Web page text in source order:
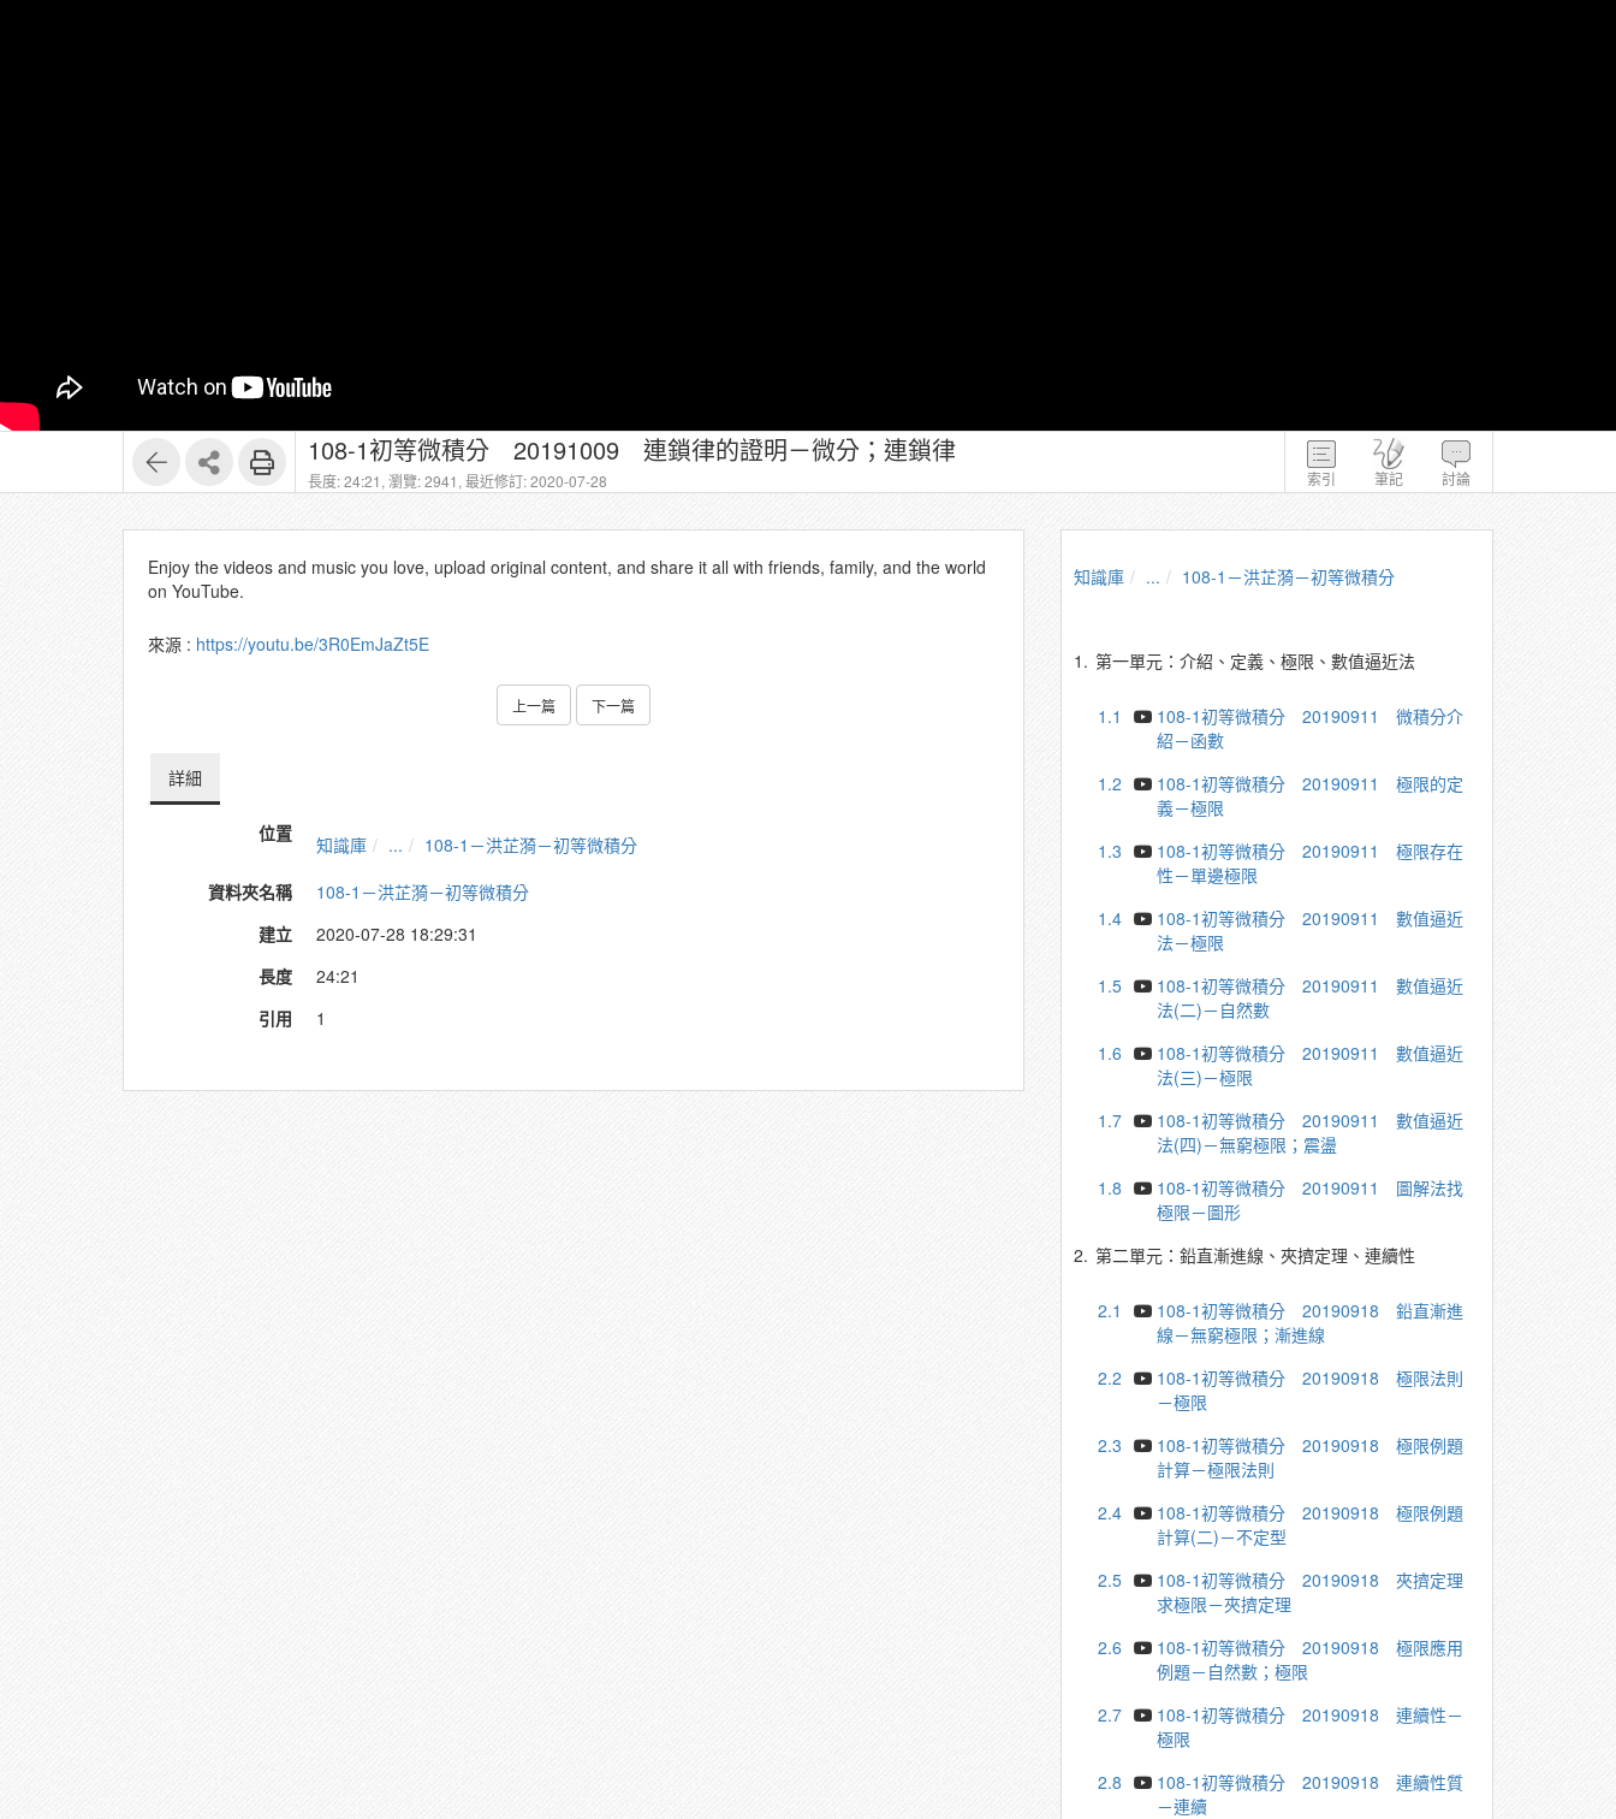
索引 筆記 討論
108-1初等微積分 20191009 連鎖律的證明－微分；連鎖律
長度: 24:21, 瀏覽: 2941, 最近修訂: 2020-07-28
Enjoy the videos and music you love, upload original content, and share it all with friends, family, and the world
on YouTube.
來源 : https://youtu.be/3R0EmJaZt5E
上一篇 下一篇
詳細
位置 知識庫 ...
108-1－洪芷漪－初等微積分
資料夾名稱
108-1－洪芷漪－初等微積分
建立
2020-07-28 18:29:31
長度
24:21
引用
1
知識庫 ... 108-1－洪芷漪－初等微積分
1. 第一單元：介紹、定義、極限、數值逼近法
1.1
108-1初等微積分 20190911 微積分介
紹－函數
1.2
108-1初等微積分 20190911 極限的定
義－極限
1.3
108-1初等微積分 20190911 極限存在
性－單邊極限
1.4
108-1初等微積分 20190911 數值逼近
法－極限
1.5
108-1初等微積分 20190911 數值逼近
法(二)－自然數
1.6
108-1初等微積分 20190911 數值逼近
法(三)－極限
1.7
108-1初等微積分 20190911 數值逼近
法(四)－無窮極限；震盪
1.8
108-1初等微積分 20190911 圖解法找
極限－圖形
2. 第二單元：鉛直漸進線、夾擠定理、連續性
2.1
108-1初等微積分 20190918 鉛直漸進
線－無窮極限；漸進線
2.2
108-1初等微積分 20190918 極限法則
－極限
2.3
108-1初等微積分 20190918 極限例題
計算－極限法則
2.4
108-1初等微積分 20190918 極限例題
計算(二)－不定型
2.5
108-1初等微積分 20190918 夾擠定理
求極限－夾擠定理
2.6
108-1初等微積分 20190918 極限應用
例題－自然數；極限
2.7
108-1初等微積分 20190918 連續性－
極限
2.8
108-1初等微積分 20190918 連續性質
－連續